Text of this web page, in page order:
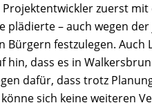
zuerst
plädierte – auch wegen
festzulegen. Auch
hin, dass es in
dafür, dass trotz
sich keine weiteren